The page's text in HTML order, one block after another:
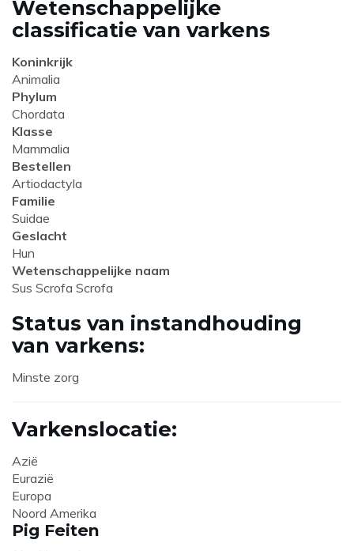
Wetenschappelijke
classificatie van varkens
Koninkrijk
Animalia
Phylum
Chordata
Klasse
Mammalia
Bestellen
Artiodactyla
Familie
Suidae
Geslacht
Hun
Wetenschappelijke naam
Sus Scrofa Scrofa
Status van instandhouding
van varkens:
Minste zorg
Varkenslocatie:
Azië
Eurazië
Europa
Noord Amerika
Pig Feiten